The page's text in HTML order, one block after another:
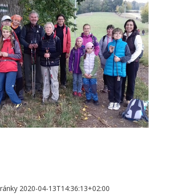
2020-04-13T14:36:13+02:00